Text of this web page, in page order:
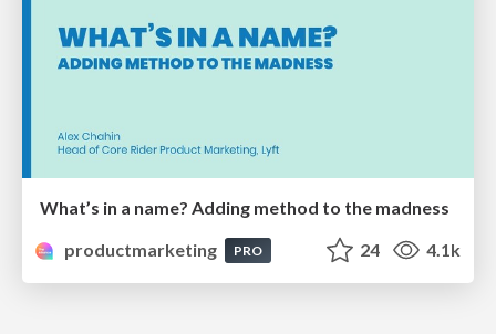
What’s in a name? Adding method to the madness
productmarketing
PRO 24 4.1k